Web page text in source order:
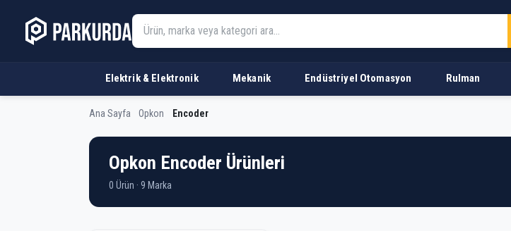
Elektrik & Elektronik Mekanik Endüstriyel Otomasyon Rulman
Ana Sayfa Opkon Encoder
Opkon Encoder Ürünleri
0 Ürün · 9 Marka